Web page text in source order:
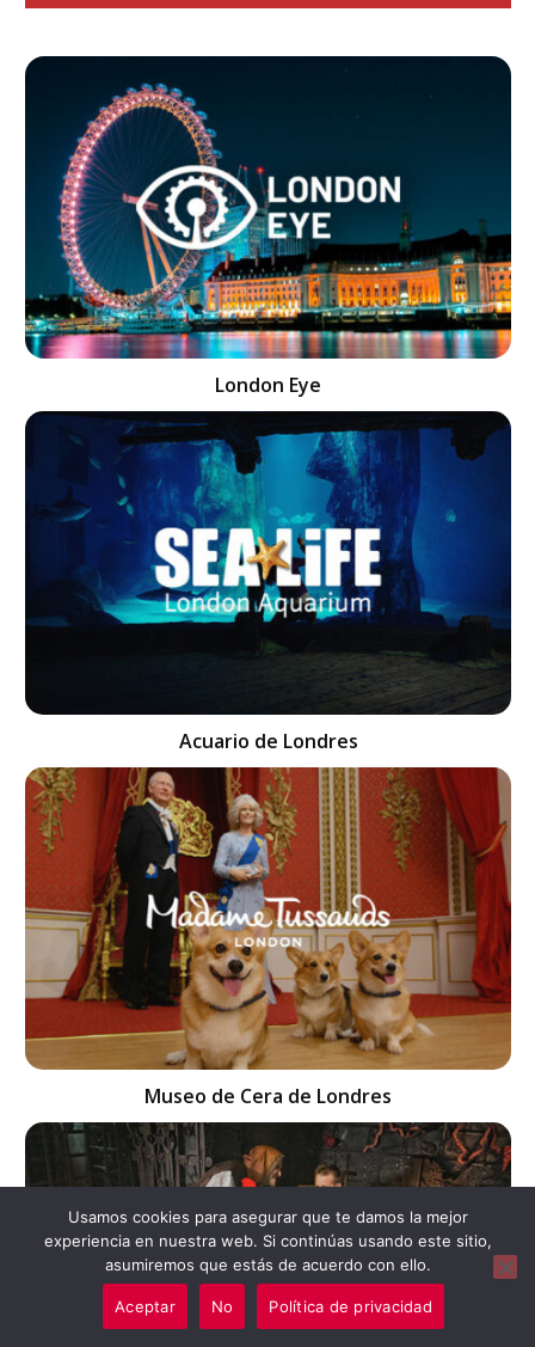
London Eye
Acuario de Londres
Museo de Cera de Londres
Usamos cookies para asegurar que te damos la mejor
experiencia en nuestra web. Si continúas usando este sitio,
asumiremos que estás de acuerdo con ello.
Aceptar No Política de privacidad